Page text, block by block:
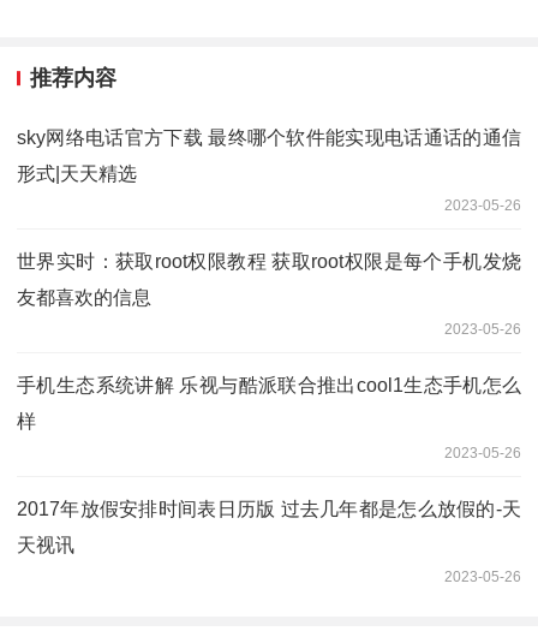
推荐内容
sky网络电话官方下载 最终哪个软件能实现电话通话的通信
形式|天天精选
2023-05-26
世界实时：获取root权限教程 获取root权限是每个手机发烧
友都喜欢的信息
2023-05-26
手机生态系统讲解 乐视与酷派联合推出cool1生态手机怎么
样
2023-05-26
2017年放假安排时间表日历版 过去几年都是怎么放假的-天
天视讯
2023-05-26